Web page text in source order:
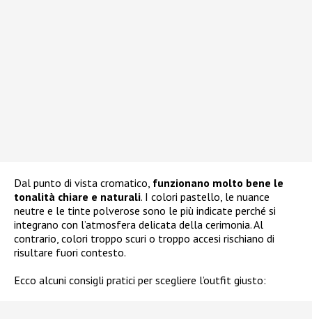
Dal punto di vista cromatico, funzionano molto bene le
tonalità chiare e naturali. I colori pastello, le nuance
neutre e le tinte polverose sono le più indicate perché si
integrano con l’atmosfera delicata della cerimonia. Al
contrario, colori troppo scuri o troppo accesi rischiano di
risultare fuori contesto.
Ecco alcuni consigli pratici per scegliere l’outfit giusto: